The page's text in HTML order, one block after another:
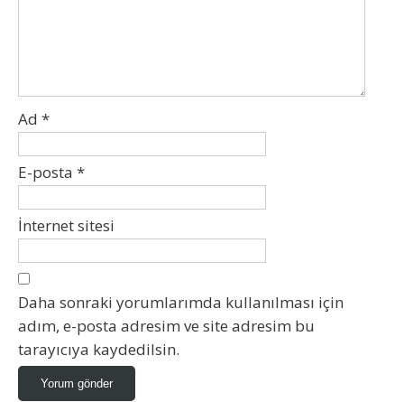
Ad *
E-posta *
İnternet sitesi
Daha sonraki yorumlarımda kullanılması için
adım, e-posta adresim ve site adresim bu
tarayıcıya kaydedilsin.